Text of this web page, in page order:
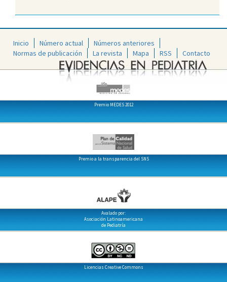
Inicio Número actual
Números anteriores
Normas de publicación
La revista Mapa RSS Contacto
Premio MEDES 2012
Premio a la transparencia del SNS
Avalado por:
Asociación Latinoamericana
de Pediatría
Licencias Creative Commons